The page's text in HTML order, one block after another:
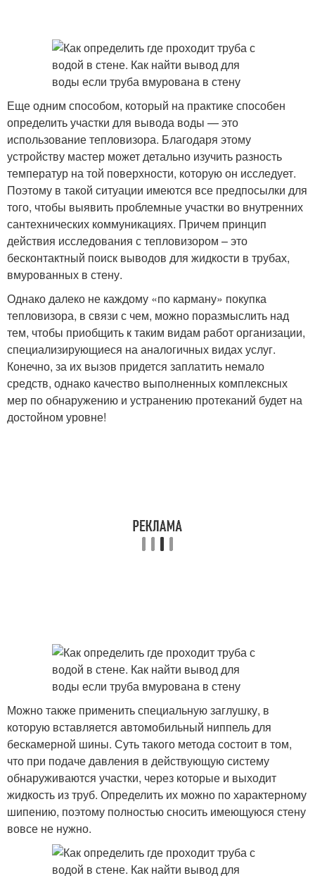
Еще одним способом, который на практике способен
определить участки для вывода воды — это
использование тепловизора. Благодаря этому
устройству мастер может детально изучить разность
температур на той поверхности, которую он исследует.
Поэтому в такой ситуации имеются все предпосылки для
того, чтобы выявить проблемные участки во внутренних
сантехнических коммуникациях. Причем принцип
действия исследования с тепловизором – это
бесконтактный поиск выводов для жидкости в трубах,
вмурованных в стену.
Однако далеко не каждому «по карману» покупка
тепловизора, в связи с чем, можно поразмыслить над
тем, чтобы приобщить к таким видам работ организации,
специализирующиеся на аналогичных видах услуг.
Конечно, за их вызов придется заплатить немало
средств, однако качество выполненных комплексных
мер по обнаружению и устранению протеканий будет на
достойном уровне!
Можно также применить специальную заглушку, в
которую вставляется автомобильный ниппель для
бескамерной шины. Суть такого метода состоит в том,
что при подаче давления в действующую систему
обнаруживаются участки, через которые и выходит
жидкость из труб. Определить их можно по характерному
шипению, поэтому полностью сносить имеющуюся стену
вовсе не нужно.